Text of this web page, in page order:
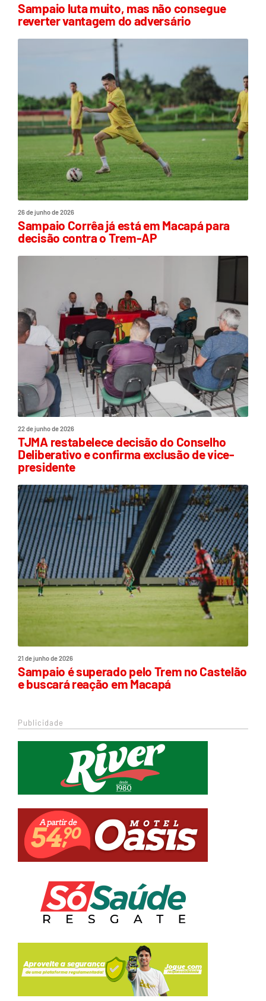
Sampaio luta muito, mas não consegue
reverter vantagem do adversário
26 de junho de 2026
Sampaio Corrêa já está em Macapá para
decisão contra o Trem-AP
22 de junho de 2026
TJMA restabelece decisão do Conselho
Deliberativo e confirma exclusão de vice-
presidente
21 de junho de 2026
Sampaio é superado pelo Trem no Castelão
e buscará reação em Macapá
Publicidade